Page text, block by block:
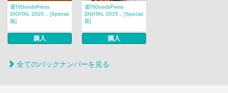
週刊GoodsPress
DIGITAL 2025... [Special
版]
購入
週刊GoodsPress
DIGITAL 2025... [Special
版]
購入
全てのバックナンバーを見る